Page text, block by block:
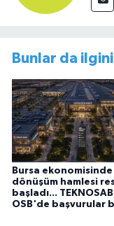
Bunlar da
Bursa
dönüşüm hamlesi
başladı... TEKNOSAB
OSB'de başvurular